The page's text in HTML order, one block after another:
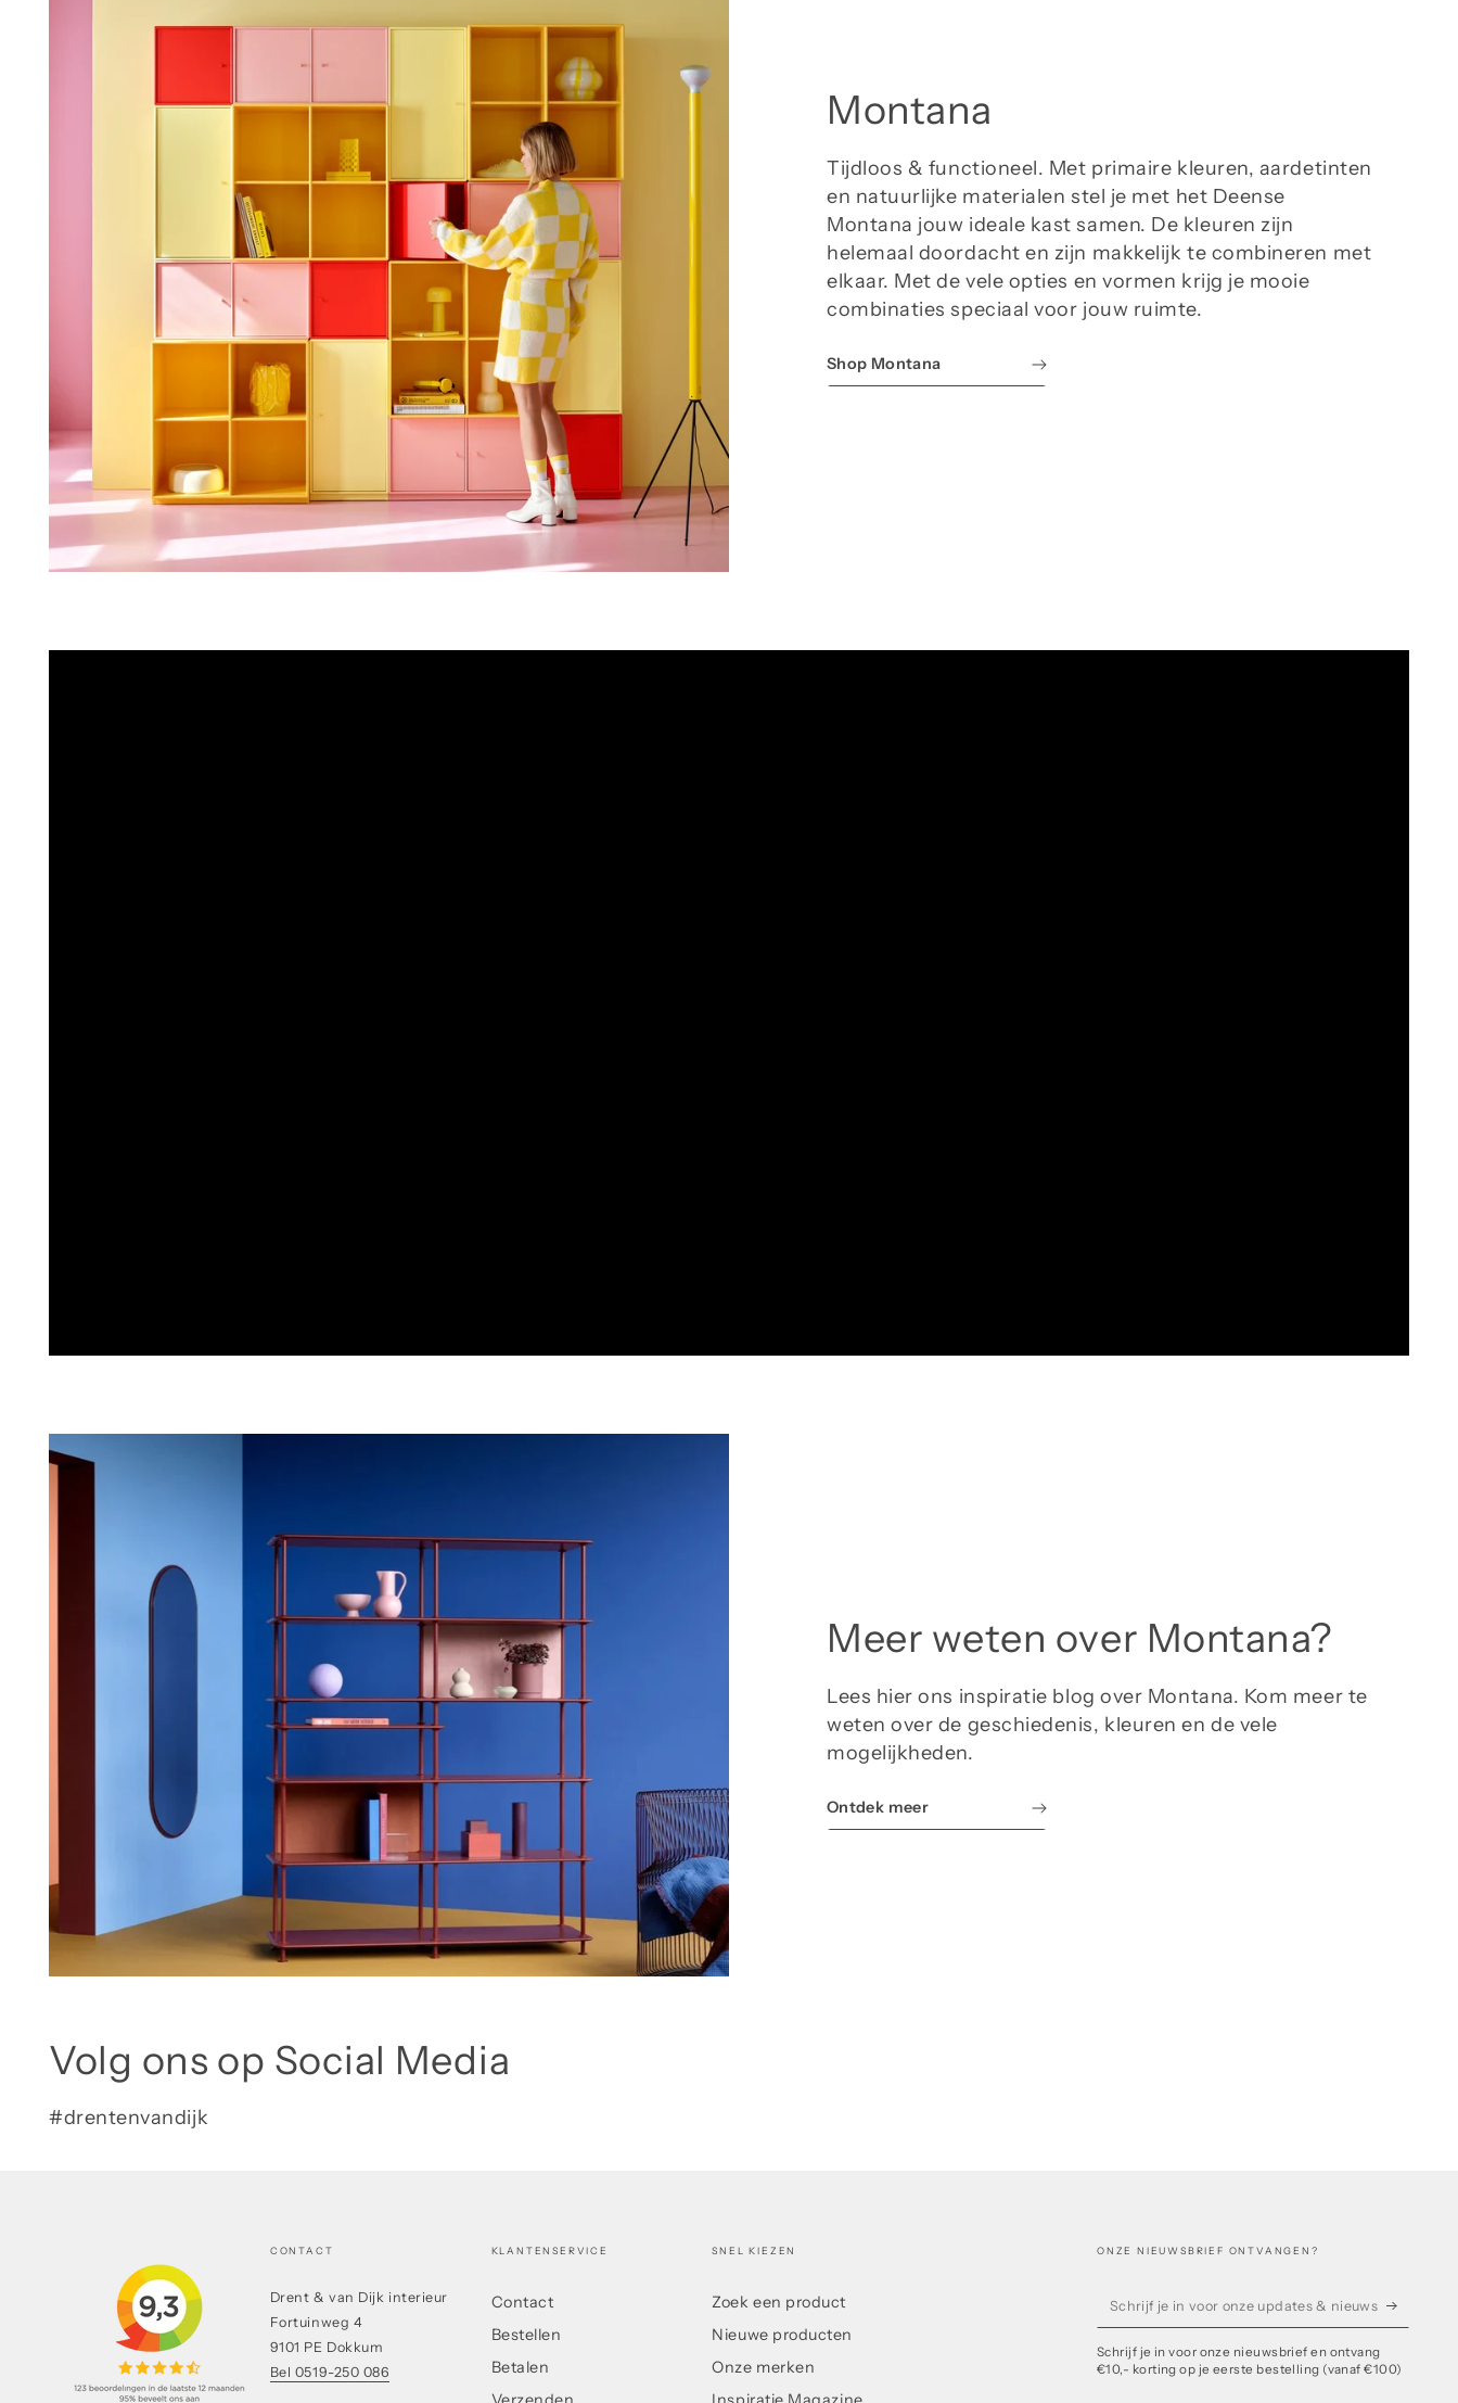
Montana heeft een collectie vol gepersonaliseerde
kleur, indeling en is er voor grote of kleine ruimtes. Bekijk de
collectie hier. Te zien in onze showroom.
Montana
Tijdloos & functioneel. Met primaire kleuren, aardetinten
en natuurlijke materialen stel je met het Deense
Montana jouw ideale kast samen. De kleuren zijn
helemaal doordacht en zijn makkelijk te combineren met
elkaar. Met de vele opties en vormen krijg je mooie
combinaties speciaal voor jouw ruimte.
Shop Montana
Meer weten over Montana?
Lees hier ons inspiratie blog over Montana. Kom meer te
weten over de geschiedenis, kleuren en de vele
mogelijkheden.
Ontdek meer
Volg ons op Social Media
#drentenvandijk
CONTACT
Drent & van Dijk interieur
Fortuinweg 4
9101 PE Dokkum
Bel 0519-250 086
KLANTENSERVICE
Contact
Bestellen
Betalen
SNEL KIEZEN
Zoek een product
Nieuwe producten
Onze merken
ONZE NIEUWSBRIEF ONTVANGEN?
Schrijf
je
in
Schrijf je in voor onze nieuwsbrief en ontvang
€10,- korting op je eerste bestelling (vanaf €100)